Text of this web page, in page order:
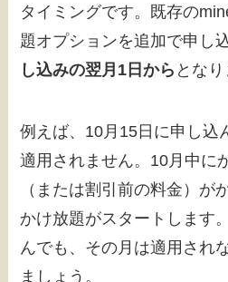
タイミングです。既存の
題オプションを追加で申し
し込みの翌月1日から となり
例えば、10月15日に申し込
適用されません。10月中に
（または割引前の料金）が
かけ放題がスタートします
んでも、その月は適用され
ましょう。